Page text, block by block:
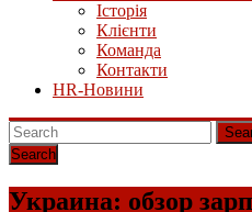
Історія
Клієнти
Команда
Контакти
HR-Новини
Украина: обзор